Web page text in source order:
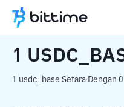
Beranda Konverter
1
1 usdc_base Setara Dengan